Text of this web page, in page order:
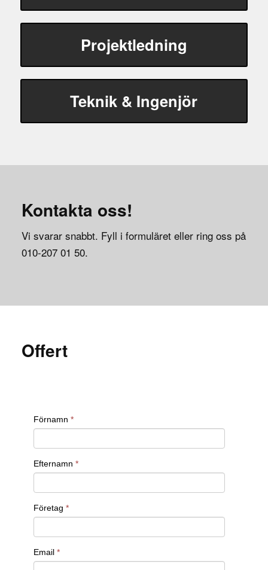
Projektledning
Teknik & Ingenjör
Kontakta oss!
Vi svarar snabbt. Fyll i formuläret eller ring oss på
010-207 01 50.
Offert